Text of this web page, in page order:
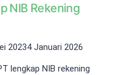
NIB Rekening
20234 Januari 2026
lengkap NIB rekening